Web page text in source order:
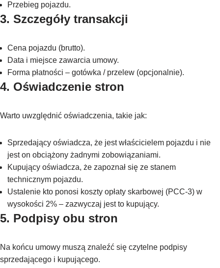
Przebieg pojazdu.
3. Szczegóły transakcji
Cena pojazdu (brutto).
Data i miejsce zawarcia umowy.
Forma płatności – gotówka / przelew (opcjonalnie).
4. Oświadczenie stron
Warto uwzględnić oświadczenia, takie jak:
Sprzedający oświadcza, że jest właścicielem pojazdu i nie
jest on obciążony żadnymi zobowiązaniami.
Kupujący oświadcza, że zapoznał się ze stanem
technicznym pojazdu.
Ustalenie kto ponosi koszty opłaty skarbowej (PCC-3) w
wysokości 2% – zazwyczaj jest to kupujący.
5. Podpisy obu stron
Na końcu umowy muszą znaleźć się czytelne podpisy
sprzedającego i kupującego.